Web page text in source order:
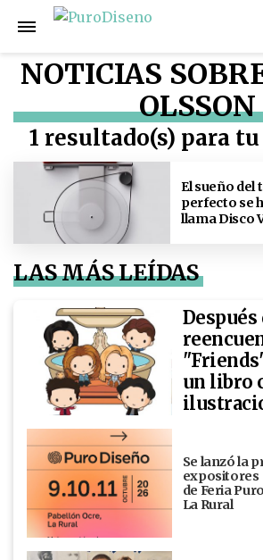
NOTICIAS
OLSSON
1 resultado(s) para
El sueño del
perfecto se
llama Disco
LAS MÁS LEÍDAS
Después
un libro
Se lanzó la
expositores
de Feria
La Rural